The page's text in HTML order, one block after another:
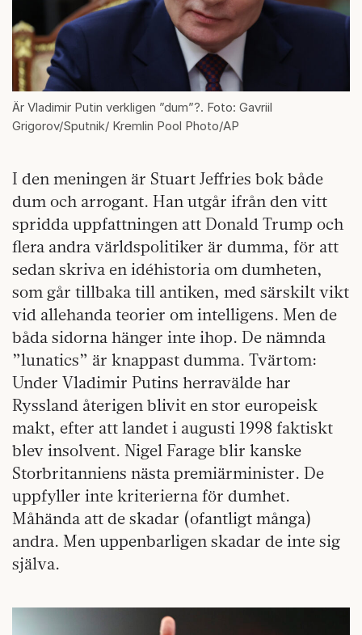
Är Vladimir Putin verkligen ”dum”?. Foto: Gavriil
Grigorov/Sputnik/ Kremlin Pool Photo/AP
I den meningen är Stuart Jeffries bok både
dum och arrogant. Han utgår ifrån den vitt
spridda uppfattningen att Donald Trump och
flera andra världspolitiker är dumma, för att
sedan skriva en idéhistoria om dumheten,
som går tillbaka till antiken, med särskilt vikt
vid allehanda teorier om intelligens. Men de
båda sidorna hänger inte ihop. De nämnda
”lunatics” är knappast dumma. Tvärtom:
Under Vladimir Putins herravälde har
Ryssland återigen blivit en stor europeisk
makt, efter att landet i augusti 1998 faktiskt
blev insolvent. Nigel Farage blir kanske
Storbritanniens nästa premiärminister. De
uppfyller inte kriterierna för dumhet.
Måhända att de skadar (ofantligt många)
andra. Men uppenbarligen skadar de inte sig
själva.